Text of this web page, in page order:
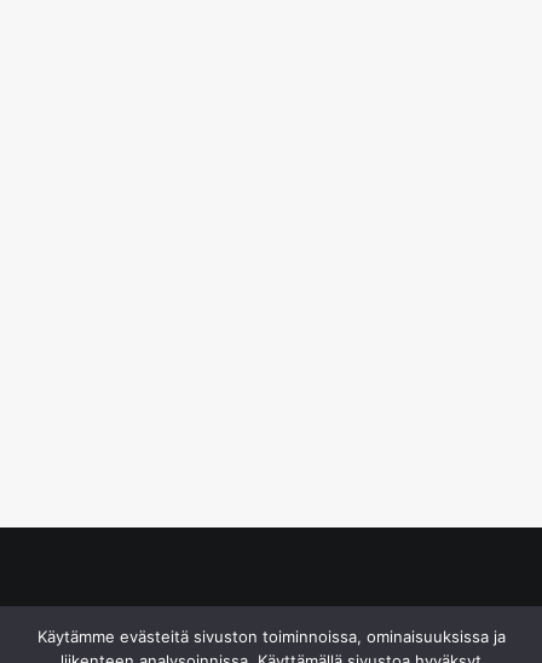
Käytämme evästeitä sivuston toiminnoissa, ominaisuuksissa ja